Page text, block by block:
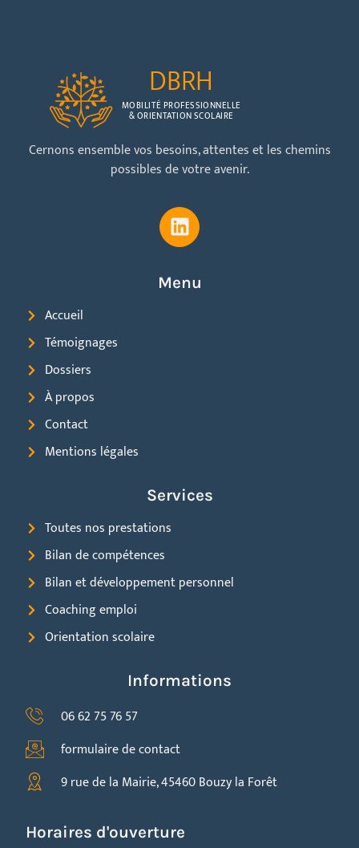
DBRH
MOBILITÉ PROFESSIONNELLE
& ORIENTATION SCOLAIRE
Cernons ensemble vos besoins, attentes et les chemins
possibles de votre avenir.
Menu
Accueil
Témoignages
Dossiers
À propos
Contact
Mentions légales
Services
Toutes nos prestations
Bilan de compétences
Bilan et développement personnel
Coaching emploi
Orientation scolaire
Informations
06 62 75 76 57
formulaire de contact
9 rue de la Mairie, 45460 Bouzy la Forêt
Horaires d'ouverture